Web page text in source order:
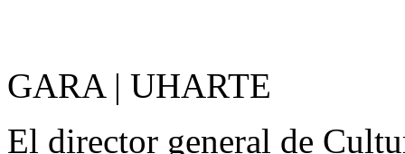
GARA | UHARTE
El director general de